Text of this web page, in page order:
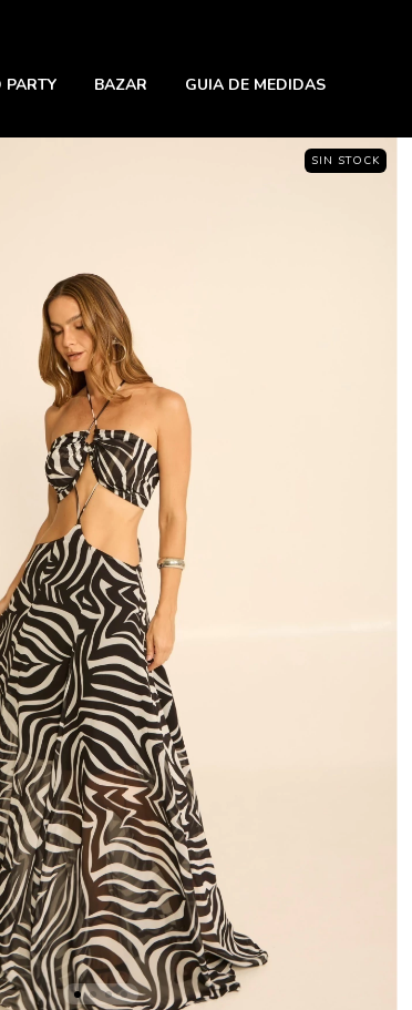
PARTY BAZAR GUIA DE MEDIDAS
SIN STOCK